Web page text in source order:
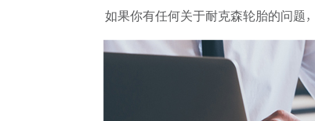
如果你有任何关于耐克森轮胎的问题